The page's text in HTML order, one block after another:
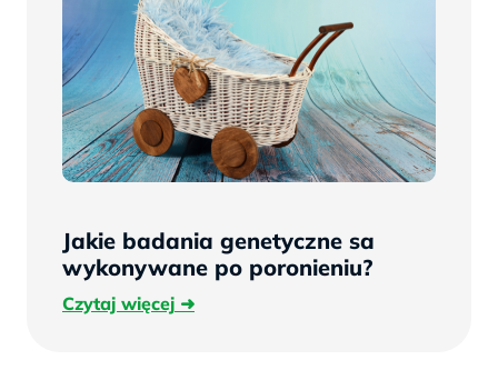
Jakie badania genetyczne sa
wykonywane po poronieniu?
Czytaj więcejCzytaj